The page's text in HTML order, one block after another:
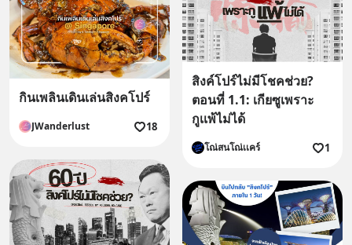
กินเพลินเดินเล่นสิงคโปร์
JWanderlust 18
สิงค์โปร์ไม่มีโชคช่วย?
ตอนที่ 1.1: เกียซูเพราะ
กูเเพ้ไม่ได้
โณ่สนโณ่เเคร์ 1